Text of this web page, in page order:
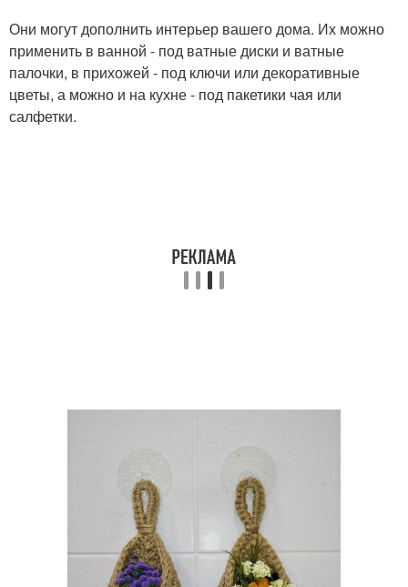
Они могут дополнить интерьер вашего дома. Их можно
применить в ванной - под ватные диски и ватные
палочки, в прихожей - под ключи или декоративные
цветы, а можно и на кухне - под пакетики чая или
салфетки.